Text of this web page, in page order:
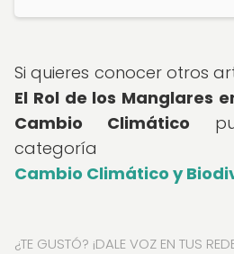
Si quieres conocer otros
El Rol de los Manglares
Cambio Climático
categoría
Cambio Climático y
¿TE GUSTÓ? ¡DALE VOZ EN TUS